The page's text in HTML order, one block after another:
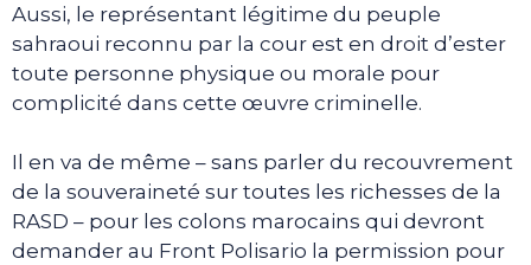
Aussi, le représentant légitime du peuple
sahraoui reconnu par la cour est en droit d’ester
toute personne physique ou morale pour
complicité dans cette œuvre criminelle.
Il en va de même – sans parler du recouvrement
de la souveraineté sur toutes les richesses de la
RASD – pour les colons marocains qui devront
demander au Front Polisario la permission pour